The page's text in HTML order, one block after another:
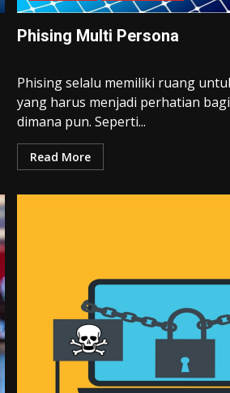
Phising Multi Persona
Phising selalu memiliki ruang
yang harus menjadi perhatian
dimana pun. Seperti...
Read More